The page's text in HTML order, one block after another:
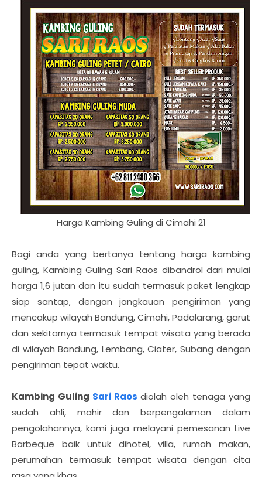
Harga Kambing Guling di Cimahi 21
Bagi anda yang bertanya tentang harga kambing
guling, Kambing Guling Sari Raos dibandrol dari mulai
harga 1,6 jutan dan itu sudah termasuk paket lengkap
siap santap, dengan jangkauan pengiriman yang
mencakup wilayah Bandung, Cimahi, Padalarang, garut
dan sekitarnya termasuk tempat wisata yang berada
di wilayah Bandung, Lembang, Ciater, Subang dengan
pengiriman tepat waktu.
Kambing Guling Sari Raos diolah oleh tenaga yang
sudah ahli, mahir dan berpengalaman dalam
pengolahannya, kami juga melayani pemesanan Live
Barbeque baik untuk dihotel, villa, rumah makan,
perumahan termasuk tempat wisata dengan cita